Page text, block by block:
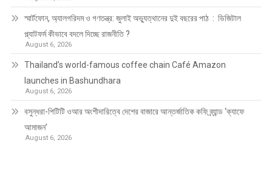
স্মার্টফোন, অ্যালগরিদম ও গণতন্ত্র: জুলাই অভ্যুত্থানের দুই বছরের পাঠ : ডিজিটাল
প্ল্যাটফর্ম কীভাবে বদলে দিচ্ছে রাজনীতি ?
August 6, 2026
Thailand’s world-famous coffee chain Café Amazon
launches in Bashundhara
August 6, 2026
বসুন্ধরা-পিটিটি ওআর অংশীদারিত্বে দেশের বাজারে আন্তর্জাতিক কফি ব্র্যান্ড ‘ক্যাফে
আমাজন’
August 6, 2026